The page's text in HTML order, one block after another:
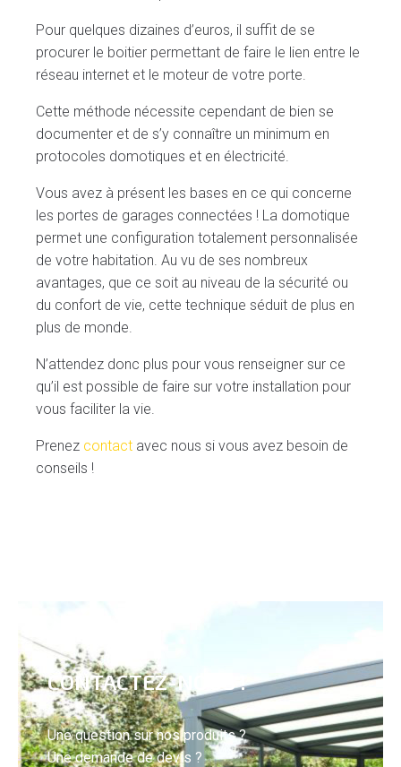
Pour quelques dizaines d’euros, il suffit de se
procurer le boitier permettant de faire le lien entre le
réseau internet et le moteur de votre porte.
Cette méthode nécessite cependant de bien se
documenter et de s’y connaître un minimum en
protocoles domotiques et en électricité.
Vous avez à présent les bases en ce qui concerne
les portes de garages connectées ! La domotique
permet une configuration totalement personnalisée
de votre habitation. Au vu de ses nombreux
avantages, que ce soit au niveau de la sécurité ou
du confort de vie, cette technique séduit de plus en
plus de monde.
N’attendez donc plus pour vous renseigner sur ce
qu’il est possible de faire sur votre installation pour
vous faciliter la vie.
Prenez contact avec nous si vous avez besoin de
conseils !
CONTACTEZ-NOUS !
Une question sur nos produits ?
Une demande de devis ?